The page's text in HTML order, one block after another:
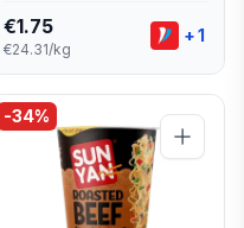
€1.75
€24.31/kg
+1
-34%